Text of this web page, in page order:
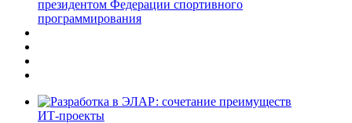
президентом Федерации спортивного
программирования
ИТ-проекты